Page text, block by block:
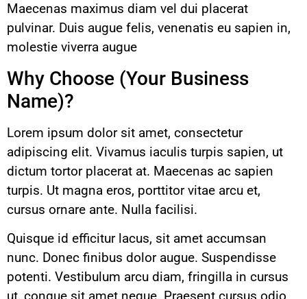
Maecenas maximus diam vel dui placerat
pulvinar. Duis augue felis, venenatis eu sapien in,
molestie viverra augue
Why Choose (Your Business
Name)?
Lorem ipsum dolor sit amet, consectetur
adipiscing elit. Vivamus iaculis turpis sapien, ut
dictum tortor placerat at. Maecenas ac sapien
turpis. Ut magna eros, porttitor vitae arcu et,
cursus ornare ante. Nulla facilisi.
Quisque id efficitur lacus, sit amet accumsan
nunc. Donec finibus dolor augue. Suspendisse
potenti. Vestibulum arcu diam, fringilla in cursus